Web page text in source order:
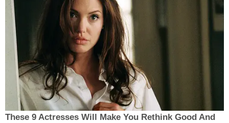
These 9 Actresses Will Make You Rethink Good And